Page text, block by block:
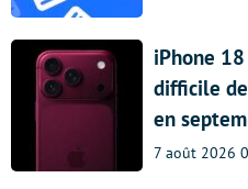
iPhone
difficile
en
7 août 2026